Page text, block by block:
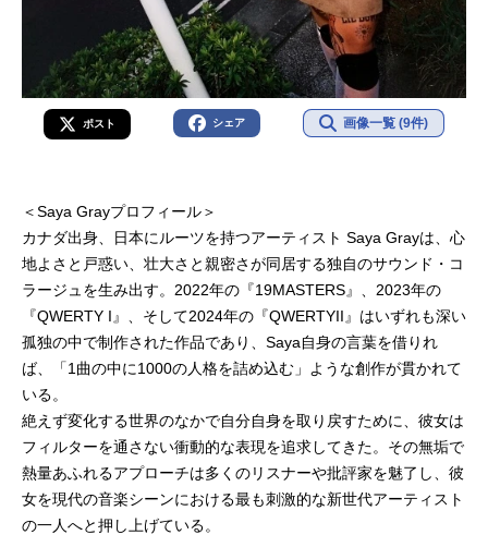
ポスト シェア 画像一覧 (9件)
＜Saya Grayプロフィール＞
カナダ出身、日本にルーツを持つアーティスト Saya Grayは、心
地よさと戸惑い、壮大さと親密さが同居する独自のサウンド・コ
ラージュを生み出す。2022年の『19MASTERS』、2023年の
『QWERTY I』、そして2024年の『QWERTYII』はいずれも深い
孤独の中で制作された作品であり、Saya自身の言葉を借りれ
ば、「1曲の中に1000の人格を詰め込む」ような創作が貫かれて
いる。
絶えず変化する世界のなかで自分自身を取り戻すために、彼女は
フィルターを通さない衝動的な表現を追求してきた。その無垢で
熱量あふれるアプローチは多くのリスナーや批評家を魅了し、彼
女を現代の音楽シーンにおける最も刺激的な新世代アーティスト
の一人へと押し上げている。